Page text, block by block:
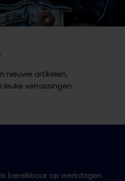
nieuwe artikelen,
leuke verrassingen
bereikbaar op werkdagen